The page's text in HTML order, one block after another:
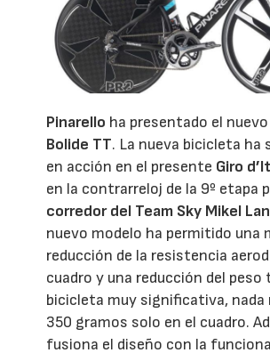
Pinarello ha presentado el nuevo
Bolide TT. La nueva bicicleta ha
en acción en el presente Giro
en la contrarreloj de la 9º etapa
corredor del Team Sky Mikel
nuevo modelo ha permitido una
reducción de la resistencia
cuadro y una reducción del peso
bicicleta muy significativa, nada
350 gramos solo en el cuadro.
fusiona el diseño con la